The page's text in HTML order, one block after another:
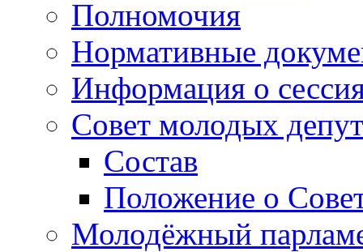
Полномочия
Нормативные
Информация о
Совет молодых
Состав
Положение о
Молодёжный